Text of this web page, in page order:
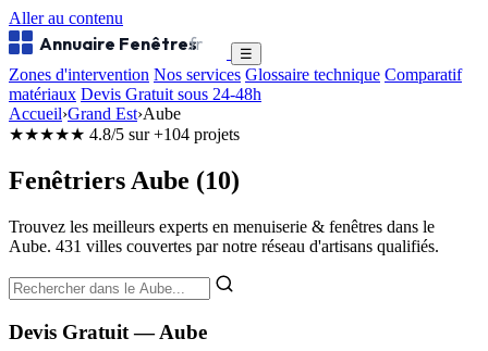
Aller au contenu
Annuaire Fenêtres
.fr ☰
Zones d'intervention Nos services Glossaire technique Comparatif
matériaux Devis Gratuit sous 24-48h
Accueil›Grand Est›Aube
★★★★★ 4.8/5 sur +104 projets
Fenêtriers Aube (10)
Trouvez les meilleurs experts en menuiserie & fenêtres dans le
Aube. 431 villes couvertes par notre réseau d'artisans qualifiés.
Devis Gratuit — Aube